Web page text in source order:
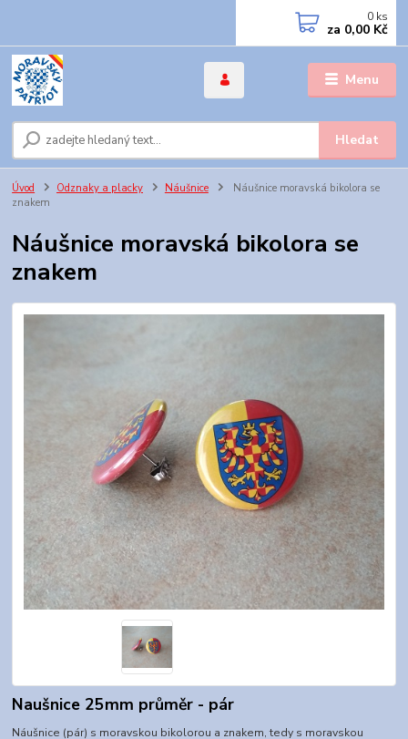
Menu
Hledat
0 ks
za 0,00 Kč
Úvod Odznaky a placky Náušnice
Náušnice moravská bikolora se
znakem
Náušnice moravská bikolora se
znakem
Naušnice 25mm průměr - pár
Náušnice (pár) s moravskou bikolorou a znakem, tedy s moravskou